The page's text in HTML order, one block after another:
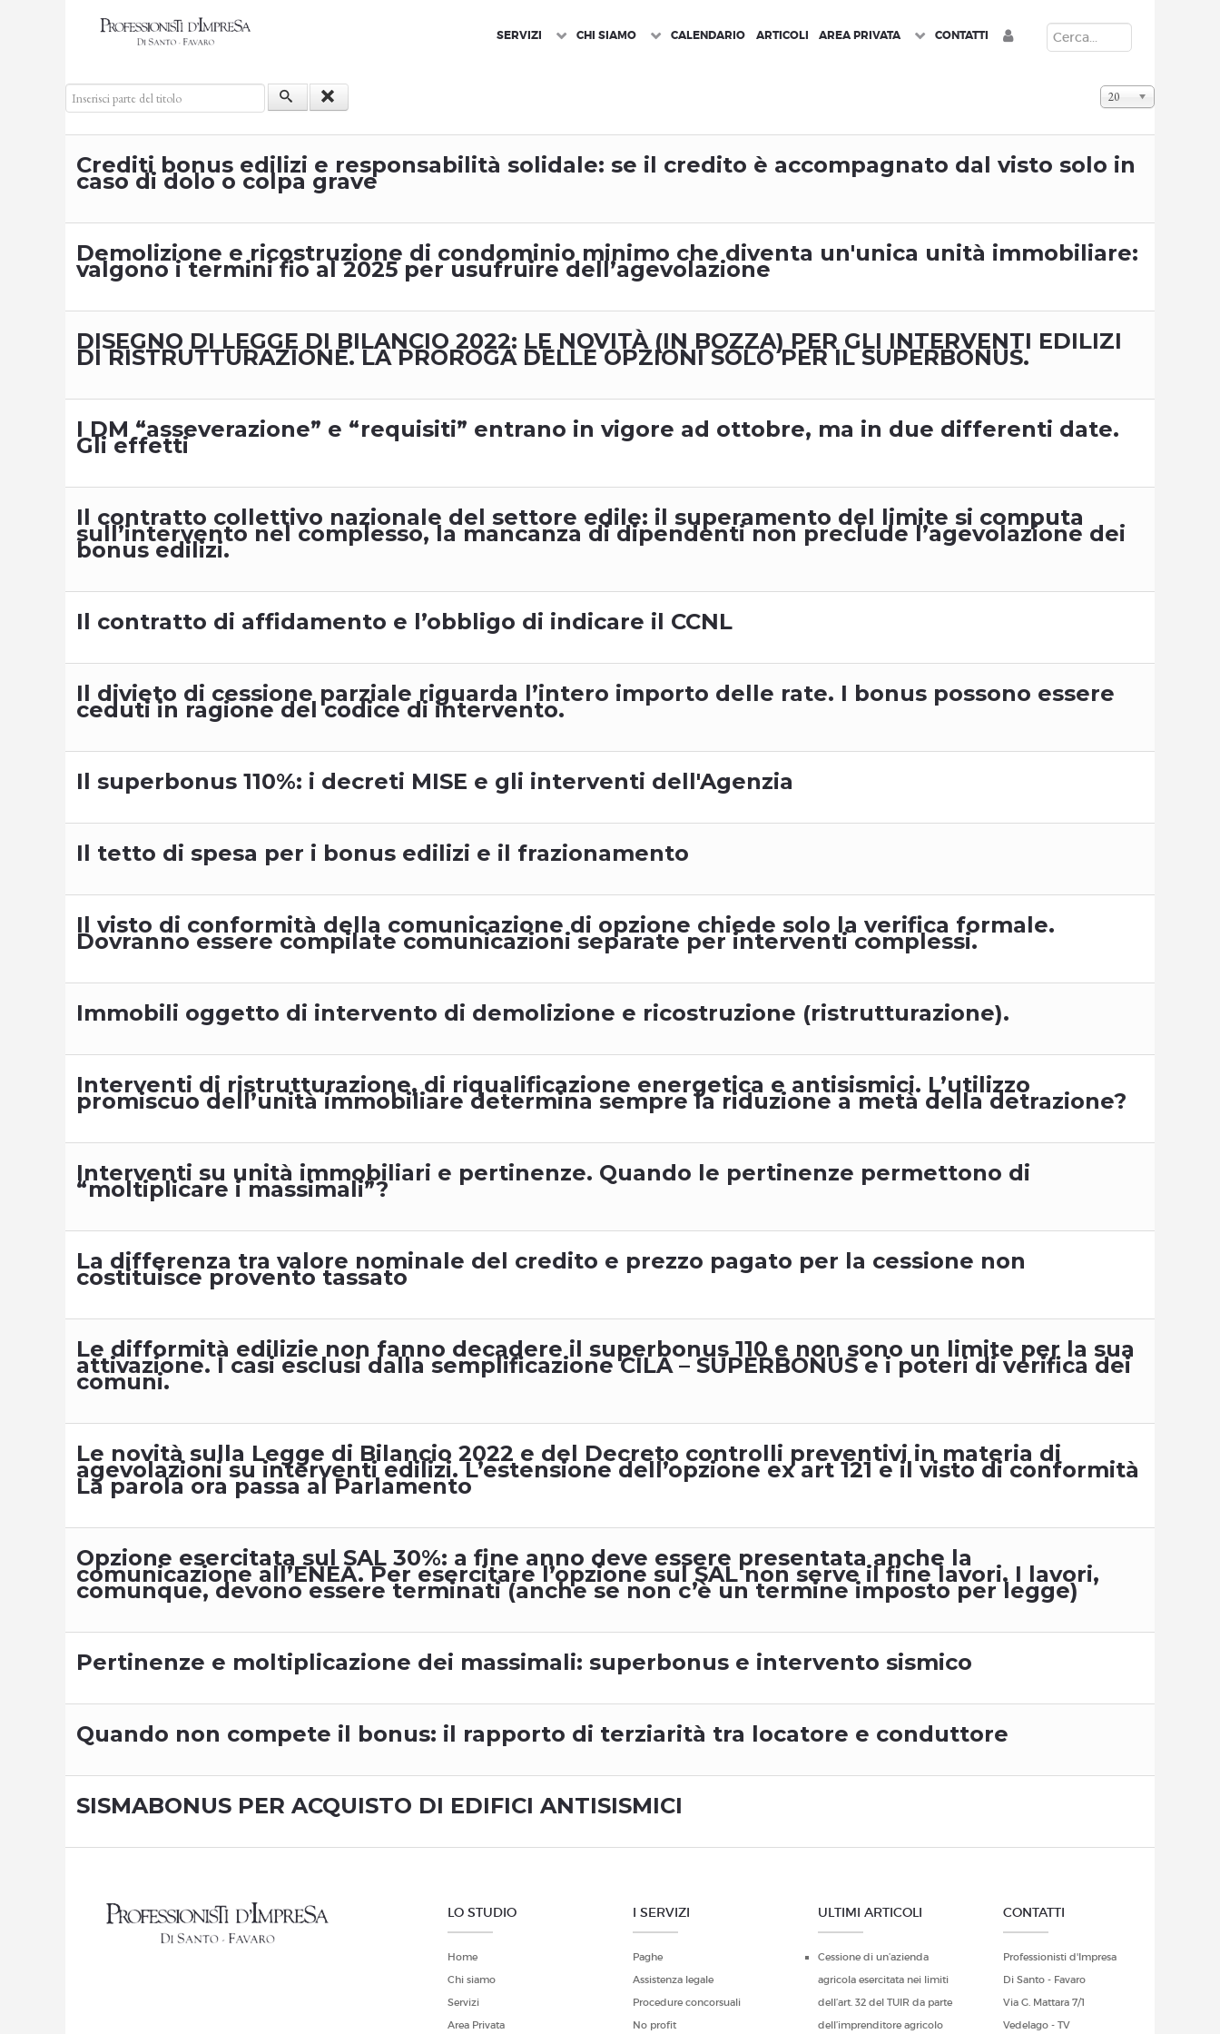
SERVIZI CHI SIAMO CALENDARIO ARTICOLI AREA PRIVATA CONTATTI
Inserisci parte del titolo Visualizza n.
20
Crediti bonus edilizi e responsabilità solidale: se il credito è accompagnato dal visto solo in
caso di dolo o colpa grave
Demolizione e ricostruzione di condominio minimo che diventa un'unica unità immobiliare:
valgono i termini fio al 2025 per usufruire dell’agevolazione
DISEGNO DI LEGGE DI BILANCIO 2022: LE NOVITÀ (IN BOZZA) PER GLI INTERVENTI EDILIZI
DI RISTRUTTURAZIONE. LA PROROGA DELLE OPZIONI SOLO PER IL SUPERBONUS.
I DM “asseverazione” e “requisiti” entrano in vigore ad ottobre, ma in due differenti date.
Gli effetti
Il contratto collettivo nazionale del settore edile: il superamento del limite si computa
sull’intervento nel complesso, la mancanza di dipendenti non preclude l’agevolazione dei
bonus edilizi.
Il contratto di affidamento e l’obbligo di indicare il CCNL
Il divieto di cessione parziale riguarda l’intero importo delle rate. I bonus possono essere
ceduti in ragione del codice di intervento.
Il superbonus 110%: i decreti MISE e gli interventi dell'Agenzia
Il tetto di spesa per i bonus edilizi e il frazionamento
Il visto di conformità della comunicazione di opzione chiede solo la verifica formale.
Dovranno essere compilate comunicazioni separate per interventi complessi.
Immobili oggetto di intervento di demolizione e ricostruzione (ristrutturazione).
Interventi di ristrutturazione, di riqualificazione energetica e antisismici. L’utilizzo
promiscuo dell’unità immobiliare determina sempre la riduzione a metà della detrazione?
Interventi su unità immobiliari e pertinenze. Quando le pertinenze permettono di
“moltiplicare i massimali”?
La differenza tra valore nominale del credito e prezzo pagato per la cessione non
costituisce provento tassato
Le difformità edilizie non fanno decadere il superbonus 110 e non sono un limite per la sua
attivazione. I casi esclusi dalla semplificazione CILA – SUPERBONUS e i poteri di verifica dei
comuni.
Le novità sulla Legge di Bilancio 2022 e del Decreto controlli preventivi in materia di
agevolazioni su interventi edilizi. L’estensione dell’opzione ex art 121 e il visto di conformità
La parola ora passa al Parlamento
Opzione esercitata sul SAL 30%: a fine anno deve essere presentata anche la
comunicazione all’ENEA. Per esercitare l’opzione sul SAL non serve il fine lavori. I lavori,
comunque, devono essere terminati (anche se non c’è un termine imposto per legge)
Pertinenze e moltiplicazione dei massimali: superbonus e intervento sismico
Quando non compete il bonus: il rapporto di terziarità tra locatore e conduttore
SISMABONUS PER ACQUISTO DI EDIFICI ANTISISMICI
LO STUDIO
Home
Chi siamo
Servizi
Area Privata
I SERVIZI
Paghe
Assistenza legale
Procedure concorsuali
No profit
ULTIMI ARTICOLI
Cessione di un’azienda
agricola esercitata nei limiti
dell’art. 32 del TUIR da parte
dell’imprenditore agricolo
CONTATTI
Professionisti d'Impresa
Di Santo - Favaro
Via G. Mattara 7/1
Vedelago - TV